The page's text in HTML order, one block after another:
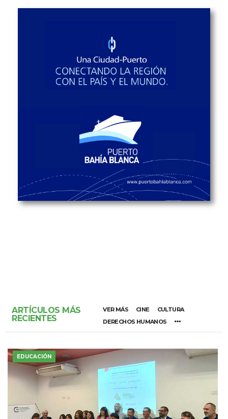
ARTÍCULOS MÁS
RECIENTES
VER MÁS CINE
CULTURA
DERECHOS HUMANOS
EDUCACIÓN